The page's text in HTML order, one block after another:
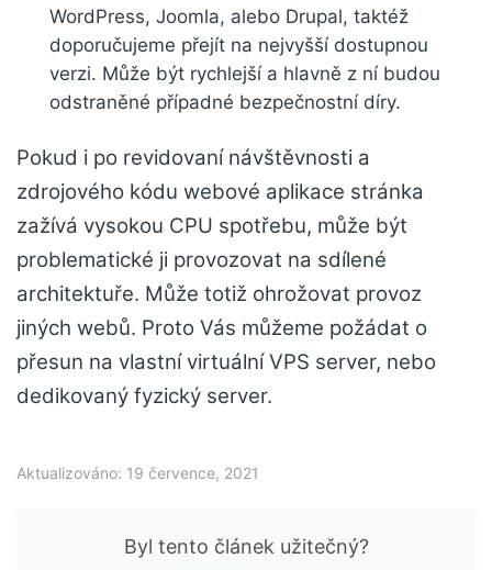
WordPress, Joomla, alebo Drupal, taktéž
doporučujeme přejít na nejvyšší dostupnou
verzi. Může být rychlejší a hlavně z ní budou
odstraněné případné bezpečnostní díry.
Pokud i po revidovaní návštěvnosti a
zdrojového kódu webové aplikace stránka
zažívá vysokou CPU spotřebu, může být
problematické ji provozovat na sdílené
architektuře. Může totiž ohrožovat provoz
jiných webů. Proto Vás můžeme požádat o
přesun na vlastní virtuální VPS server, nebo
dedikovaný fyzický server.
Aktualizováno: 19 července, 2021
Byl tento článek užitečný?